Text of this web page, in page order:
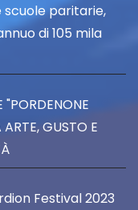
scuole paritarie,
di 105 mila
"PORDENONE
GUSTO E
Festival 2023